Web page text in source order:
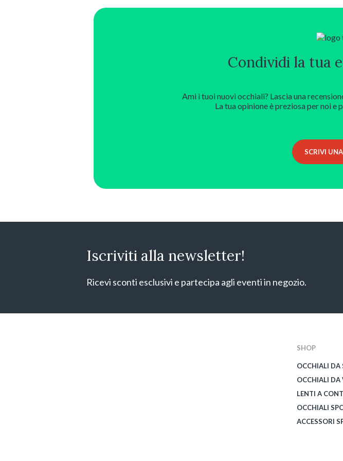
Condividi la tua
Ami i tuoi nuovi occhiali? Lascia una
La tua opinione è preziosa per noi e
SCRIVI
Iscriviti alla newsletter!
Ricevi sconti esclusivi e partecipa agli eventi in negozio.
SHOP
OCCHIALI DA
OCCHIALI DA
LENTI A
OCCHIALI
ACCESSORI